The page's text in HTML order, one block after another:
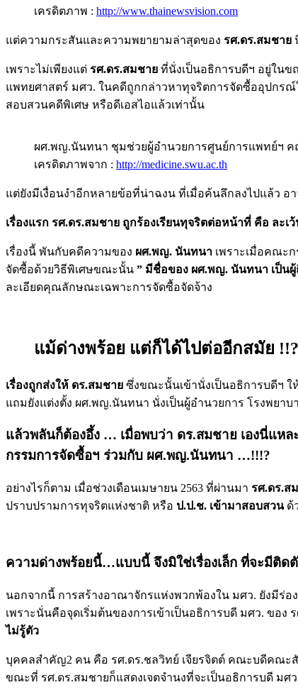
เครดิตภาพ : http://www.thainewsvision.com
แต่ความกระสันและความพยายามล่าสุดของ รศ.ดร.สมชาย
เพราะไม่เพียงแต่ รศ.ดร.สมชาย ที่นั่งเป็นอธิการบดีฯ อยู่ในข
แพทยศาสตร์ มศว. ในคดีถูกกล่าวหาทุจริตการจัดซื้ออุปกรณ์
สอบสวนคดีพิเศษ หรือดีเอสไอแล้วเท่านั้น
ผศ.พญ.นันทนา ชุมช่วยผู้อำนวยการศูนย์การแพทย์ฯ
เครดิตภาพจาก : http://medicine.swu.ac.th
แต่ยังมีเงื่อนงำอีกหลายข้อที่น่าฉงน ที่เมื่อค้นลึกลงไปแล้ว
เรื่องแรก รศ.ดร.สมชาย ถูกร้องเรียนทุจริตต่อหน้าที่ คือ ละ
เรื่องนี้ พันกับคดีความของ ผศ.พญ. นันทนา เพราะเมื่อคณะ
จัดซื้อด้วยวิธีพิเศษขณะนั้น ” มีชื่อของ ผศ.พญ. นันทนา เป็น
ละเอียดคุณลักษณะเฉพาะการจัดซื้อจัดจ้าง
แม้ด่างพร้อย แต่ก็ได้ไปต่ออีกสมัย
เรื่องถูกส่งให้ ดร.สมชาย ซึ่งขณะนั้นเข้านั่งเป็นอธิการบดีฯ
แถมยังแต่งตั้ง ผศ.พญ.นันทนา นั่งเป็นผู้อำนวยการ โรงพยา
แล้วพลันก็ต้องอึ้ง … เมื่อพบว่า ดร.สมชาย เองนี่แ
กรรมการจัดซื้อฯ ร่วมกับ ผศ.พญ.นันทนา …!!!?
อย่างไรก็ตาม เมื่อช่วงเดือนเมษายน 2563 ที่ผ่านมา รศ.ดร.ส
ปราบปรามการทุจริตแห่งชาติ หรือ ป.ป.ช. เข้ามาสอบสวนด้
ความด่างพร้อยนี้…แบบนี้ จึงมิใช่เรื่องเล็ก ที่จะมีติ
นอกจากนี้ การสร้างอาณาจักรแห่งพวกพ้องใน มศว. ยังมีร่
เพราะนั่นคือจุดเริ่มต้นของการเข้าเป็นอธิการบดี มศว. ขอ
ไม่รู้ตัว
บุคคลสำคัญ2 คน คือ รศ.ดร.ชลวิทย์ เจียรจิตต์ คณะบดีคณะ
ขณะที่ รศ.ดร.สมชายก็แสดงเจตจำนงที่จะเป็นอธิการบดี มศ